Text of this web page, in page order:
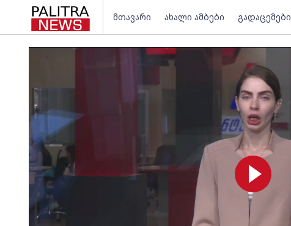
მთავარი ახალი ამბები გადაცემები